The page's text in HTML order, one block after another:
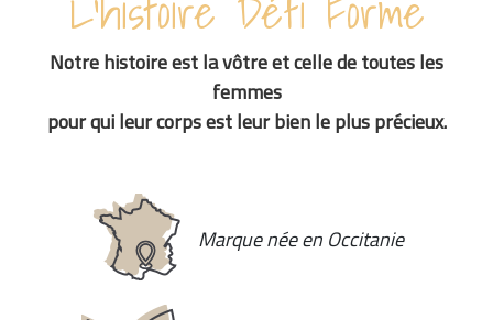
Notre histoire est la vôtre et celle de toutes les
femmes
pour qui leur corps est leur bien le plus précieux.
Marque néeen Occitanie